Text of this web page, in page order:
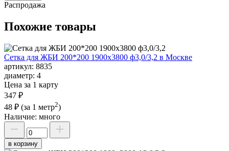
Распродажа
Похожие товары
Сетка для ЖБИ 200*200 1900х3800 ф3,0/3,2 в Москве
артикул: 8835
диаметр: 4
Цена за 1 карту
347 ₽
48 ₽ (за 1 метр2)
Наличие: много
в корзину